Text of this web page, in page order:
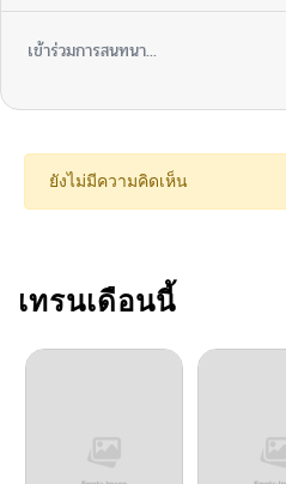
เข้าร่วมการสนทนา...
ยังไม่มีความคิดเห็น
เทรนเดือนนี้